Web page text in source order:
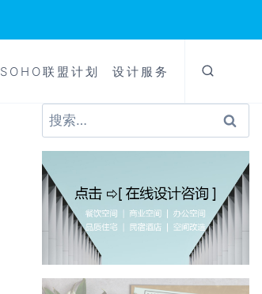
SOHO联盟计划 设计服务
搜
索：